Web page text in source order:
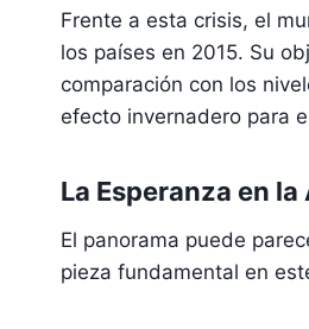
Frente a esta crisis, el
los países en 2015. Su
comparación con los
efecto invernadero para
La Esperanza en
El panorama puede
pieza fundamental en